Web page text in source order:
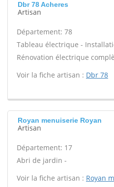
Dbr 78 Acheres
Artisan
Département: 78
Tableau électrique -
Rénovation électrique
Voir la fiche artisan : Dbr 78
Royan menuiserie Royan
Artisan
Département: 17
Abri de jardin -
Voir la fiche artisan : Royan